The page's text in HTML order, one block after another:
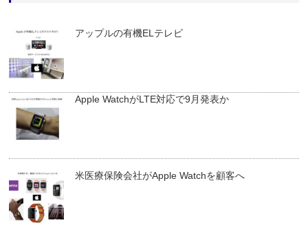
アップルの有機ELテレビ
Apple WatchがLTE対応で9月発表か
米医療保険会社がApple Watchを顧客へ